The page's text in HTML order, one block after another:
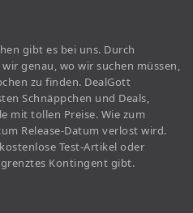
gibt es bei uns. Durch
genau, wo wir suchen müssen,
zu finden. DealGott
Schnäppchen und Deals,
mit tollen Preise. Wie zum
Release-Datum verlost wird.
Test-Artikel oder
Kontingent gibt.